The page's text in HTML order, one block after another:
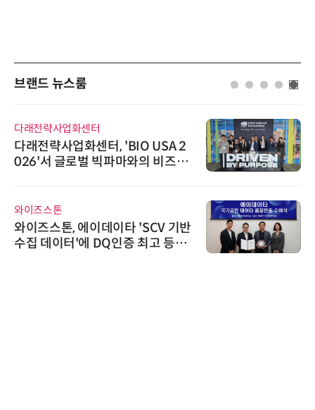
브랜드 뉴스룸
다래전략사업화센터
다래전략사업화센터, 'BIO USA 2
026'서 글로벌 빅파마와의 비즈니
와이즈스톤
와이즈스톤, 에이데이타 'SCV 기반
수집 데이터'에 DQ인증 최고 등급